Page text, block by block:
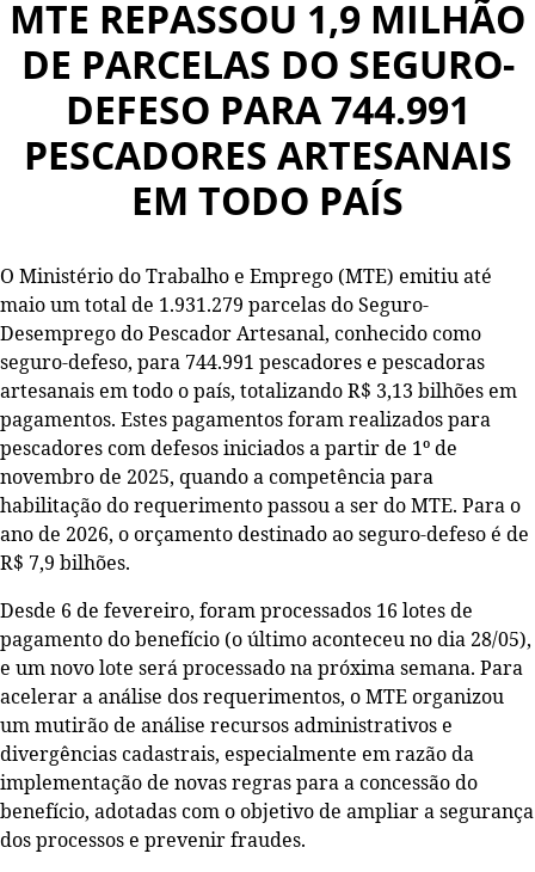
MTE REPASSOU 1,9 MILHÃO
DE PARCELAS DO SEGURO-
DEFESO PARA 744.991
PESCADORES ARTESANAIS
EM TODO PAÍS
O Ministério do Trabalho e Emprego (MTE) emitiu até
maio um total de 1.931.279 parcelas do Seguro-
Desemprego do Pescador Artesanal, conhecido como
seguro-defeso, para 744.991 pescadores e pescadoras
artesanais em todo o país, totalizando R$ 3,13 bilhões em
pagamentos. Estes pagamentos foram realizados para
pescadores com defesos iniciados a partir de 1º de
novembro de 2025, quando a competência para
habilitação do requerimento passou a ser do MTE. Para o
ano de 2026, o orçamento destinado ao seguro-defeso é de
R$ 7,9 bilhões.
Desde 6 de fevereiro, foram processados 16 lotes de
pagamento do benefício (o último aconteceu no dia 28/05),
e um novo lote será processado na próxima semana. Para
acelerar a análise dos requerimentos, o MTE organizou
um mutirão de análise recursos administrativos e
divergências cadastrais, especialmente em razão da
implementação de novas regras para a concessão do
benefício, adotadas com o objetivo de ampliar a segurança
dos processos e prevenir fraudes.